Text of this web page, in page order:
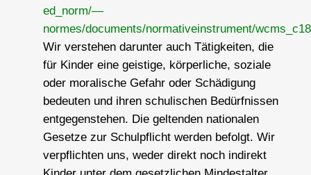
ed_norm/—
normes/documents/normativeinstrument/
Wir verstehen darunter auch Tätigkeiten, die
für Kinder eine geistige, körperliche, soziale
oder moralische Gefahr oder Schädigung
bedeuten und ihren schulischen Bedürfnissen
entgegenstehen. Die geltenden nationalen
Gesetze zur Schulpflicht werden befolgt. Wir
verpflichten uns, weder direkt noch indirekt